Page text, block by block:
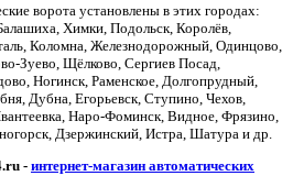
ворота установлены в этих городах:
Химки, Подольск, Королёв,
Коломна, Железнодорожный, Одинцово,
Зуево, Щёлково, Сергиев Посад,
Ногинск, Раменское, Долгопрудный,
Дубна, Егорьевск, Ступино, Чехов,
Наро-Фоминск, Видное, Фрязино,
Дзержинский, Истра, Шатура и др.
- интернет-магазин автоматических